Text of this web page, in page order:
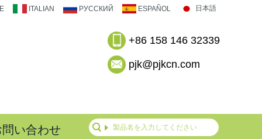
ITALIAN РУССКИЙ ESPAÑOL 日本語
+86 158 146 32339
pjk@pjkcn.com
い合わせ